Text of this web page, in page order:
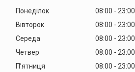
Понеділок 08:00
23:00
Вівторок
08:00
23:00
Середа
08:00
23:00
Четвер
08:00
23:00
Пʼятниця
08:00
23:00